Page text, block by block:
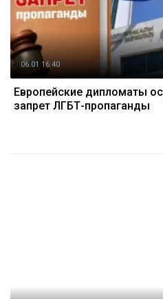
06.01 16:40
Европейские дипломаты
запрет ЛГБТ-пропаганды